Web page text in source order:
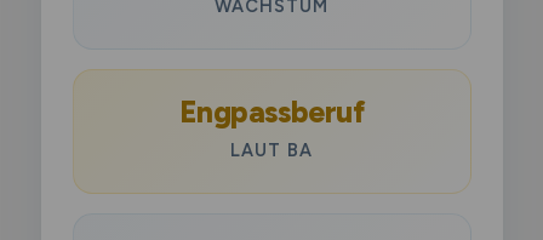
WACHSTUM
Engpassberuf
LAUT BA